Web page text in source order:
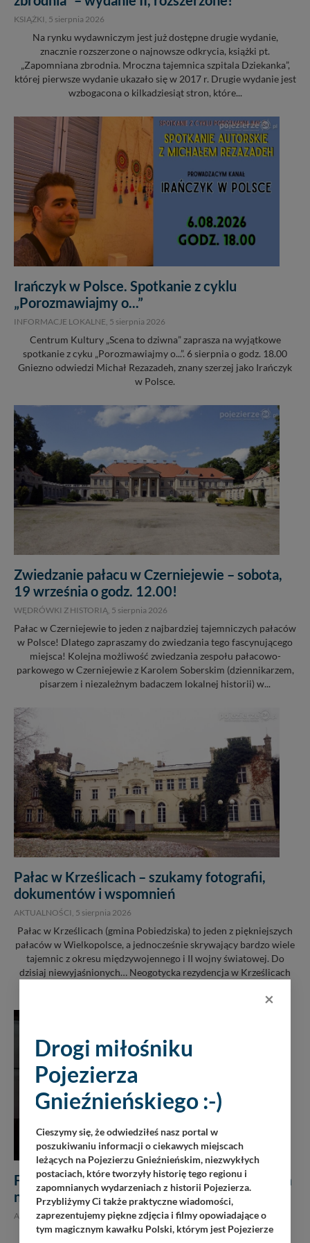
KSIĄŻKI, 5 sierpnia 2026
Na rynku wydawniczym jest już dostępne drugie wydanie,
znacznie rozszerzone o najnowsze odkrycia, książki pt.
„Zapomniana zbrodnia. Mroczna tajemnica szpitala Dziekanka”,
której pierwsze wydanie ukazało się w 2017 r. Drugie wydanie jest
wzbogacona o kilkadziesiąt stron, które...
Irańczyk w Polsce. Spotkanie z cyklu
„Porozmawiajmy o...”
INFORMACJE LOKALNE, 5 sierpnia 2026
Centrum Kultury „Scena to dziwna” zaprasza na wyjątkowe
spotkanie z cyku „Porozmawiajmy o...”. 6 sierpnia o godz. 18.00
Gniezno odwiedzi Michał Rezazadeh, znany szerzej jako Irańczyk
w Polsce.
Zwiedzanie pałacu w Czerniejewie – sobota,
19 września o godz. 12.00!
WĘDRÓWKI Z HISTORIĄ, 5 sierpnia 2026
Pałac w Czerniejewie to jeden z najbardziej tajemniczych pałaców
w Polsce! Dlatego zapraszamy do zwiedzania tego fascynującego
miejsca! Kolejna możliwość zwiedzania zespołu pałacowo-
parkowego w Czerniejewie z Karolem Soberskim (dziennikarzem,
pisarzem i niezależnym badaczem lokalnej historii) w...
Pałac w Krześlicach – szukamy fotografii,
dokumentów i wspomnień
AKTUALNOŚCI, 5 sierpnia 2026
Pałac w Krześlicach (gmina Pobiedziska) to jeden z piękniejszych
pałaców w Wielkopolsce, a jednocześnie skrywający bardzo wiele
tajemnic z okresu międzywojennego i II wojny światowej. Do
dzisiaj niewyjaśnionych… Neogotycka rezydencja w Krześlicach
Festiwal „Za Miedzą” – wielki teatr pod gołym
niebem w Łubowie
AKTUALNOŚCI,5 sierpnia 2026
Są wydarzenia, które się ogląda. Są też takie, które zostają w
×
Drogi miłośniku
Pojezierza
Gnieźnieńskiego :-)
Cieszymy się, że odwiedziłeś nasz portal w
poszukiwaniu informacji o ciekawych miejscach
leżących na Pojezierzu Gnieźnieńskim, niezwykłych
postaciach, które tworzyły historię tego regionu i
zapomnianych wydarzeniach z historii Pojezierza.
Przybliżymy Ci także praktyczne wiadomości,
zaprezentujemy piękne zdjęcia i filmy opowiadające o
tym magicznym kawałku Polski, którym jest Pojezierze